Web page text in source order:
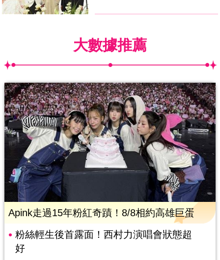
大數據推薦
Apink走過15年粉紅奇蹟！8/8相約高雄巨蛋
粉絲輕生後首露面！西村力演唱會狀態超
好